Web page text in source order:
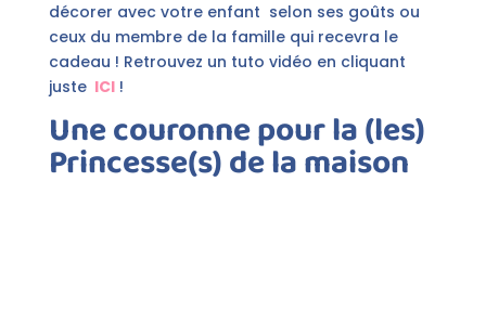
décorer avec votre enfant selon ses goûts ou
ceux du membre de la famille qui recevra le
cadeau ! Retrouvez un tuto vidéo en cliquant
juste ICI!
Une couronne pour la (les)
Princesse(s) de la maison